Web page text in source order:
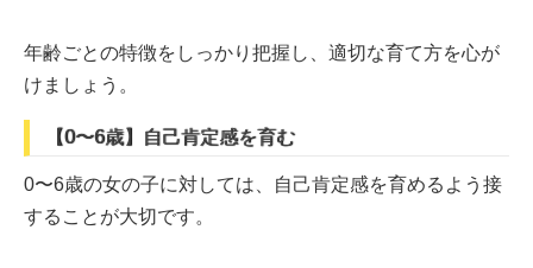
年齢ごとの特徴をしっかり把握し、適切な育て方を心が
けましょう。
【0〜6歳】自己肯定感を育む
0〜6歳の女の子に対しては、自己肯定感を育めるよう接
することが大切です。